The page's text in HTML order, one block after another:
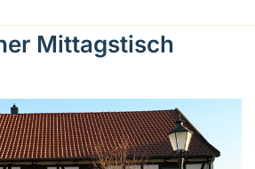
Mittagstisch